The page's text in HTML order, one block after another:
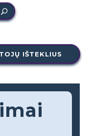
IŠTEKLIUS